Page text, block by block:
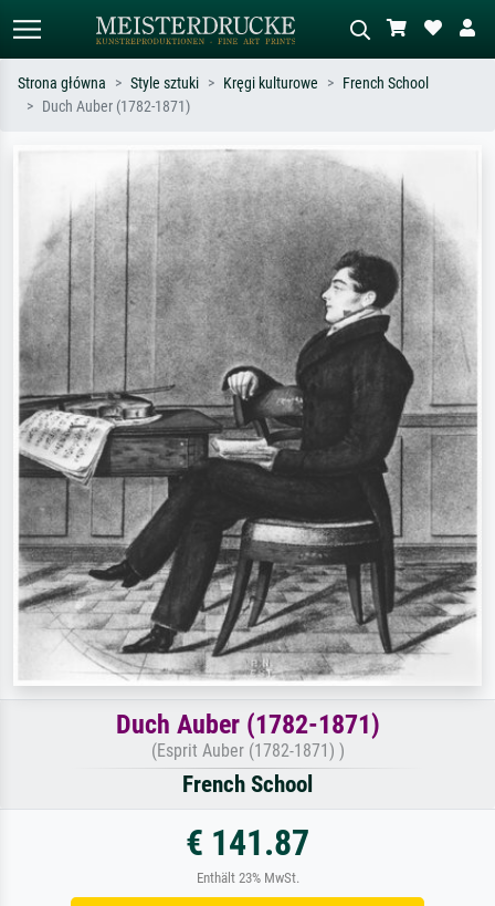
Szukaj wg artysty, tytułu lub stylu – np.
Monet, Gwiaździsta noc,
impresjonizm, fala Hokusaia, akt.
Opisz scenę – np. zielona łąka,
abstrakcja z czerwienią, ciemny olej,
stojący akt obok drzewa.
Strona główna Style sztuki Kręgi kulturowe
French School
Duch Auber (1782-1871)
Duch Auber (1782-1871)
(Esprit Auber (1782-1871) )
French School
€ 141.87
Enthält 23% MwSt.